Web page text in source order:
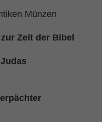
Münzen
Zeit der Bibel